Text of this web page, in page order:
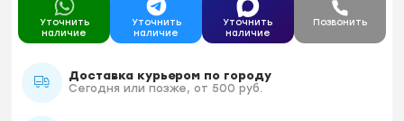
Уточнить
наличие
Уточнить
наличие
Уточнить
наличие
Позвонить
Доставка курьером по городу
Сегодня или позже, от 500 руб.